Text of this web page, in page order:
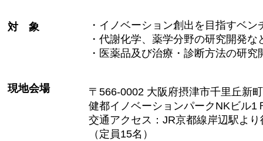
対 象
・イノベーション創出を目指すベ
・代謝化学、薬学分野の研究開発
・医薬品及び治療・診断方法の研
現地会場 〒 566-0002 大阪府摂津市千里丘新町
健都イノベーションパーク NKビル1
交通アクセス： JR京都線岸辺駅より
（定員15名）